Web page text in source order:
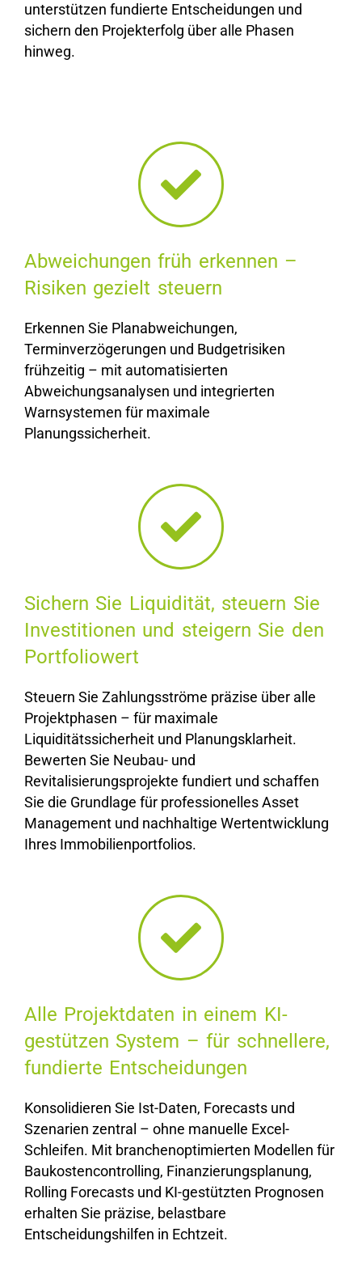
unterstützen fundierte Entscheidungen und
sichern den Projekterfolg über alle Phasen
hinweg.
Abweichungen früh erkennen –
Risiken gezielt steuern
Erkennen Sie Planabweichungen,
Terminverzögerungen und Budgetrisiken
frühzeitig – mit automatisierten
Abweichungsanalysen und integrierten
Warnsystemen für maximale
Planungssicherheit.
Sichern Sie Liquidität, steuern Sie
Investitionen und steigern Sie den
Portfoliowert
Steuern Sie Zahlungsströme präzise über alle
Projektphasen – für maximale
Liquiditätssicherheit und Planungsklarheit.
Bewerten Sie Neubau- und
Revitalisierungsprojekte fundiert und schaffen
Sie die Grundlage für professionelles Asset
Management und nachhaltige Wertentwicklung
Ihres Immobilienportfolios.
Alle Projektdaten in einem KI-
gestützen System – für schnellere,
fundierte Entscheidungen
Konsolidieren Sie Ist-Daten, Forecasts und
Szenarien zentral – ohne manuelle Excel-
Schleifen. Mit branchenoptimierten Modellen für
Baukostencontrolling, Finanzierungsplanung,
Rolling Forecasts und KI-gestützten Prognosen
erhalten Sie präzise, belastbare
Entscheidungshilfen in Echtzeit.